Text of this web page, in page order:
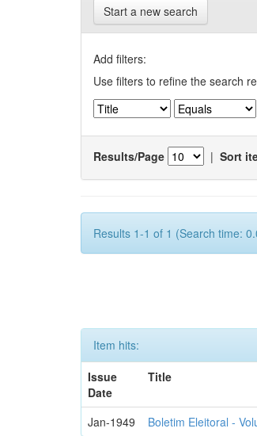
Start a new search
Add filters:
Use filters to refine the search
Results/Page | Sort
Results 1-1 of 1 (Search time:
Item hits:
Issue
Date
Title
Jan-1949 Boletim Eleitoral -